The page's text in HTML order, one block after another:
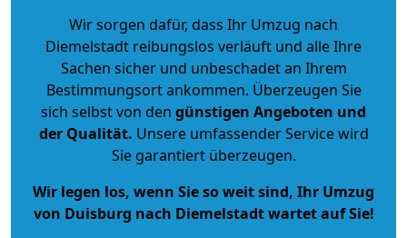
Wir sorgen dafür, dass Ihr Umzug nach
Diemelstadt reibungslos verläuft und alle Ihre
Sachen sicher und unbeschadet an Ihrem
Bestimmungsort ankommen. Überzeugen Sie
sich selbst von den günstigen Angeboten und
der Qualität. Unsere umfassender Service wird
Sie garantiert überzeugen.
Wir legen los, wenn Sie so weit sind, Ihr Umzug
von Duisburg nach Diemelstadt wartet auf Sie!